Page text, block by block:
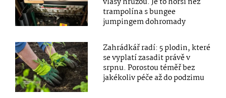
trampolína s bungee
jumpingem dohromady
Zahrádkář radí: 5 plodin, které
se vyplatí zasadit právě v
srpnu. Porostou téměř bez
jakékoliv péče až do podzimu